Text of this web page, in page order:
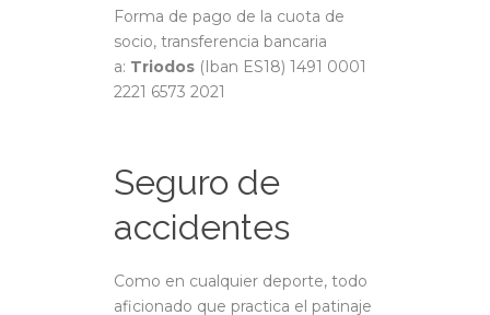
Forma de pago de la cuota de
socio, transferencia bancaria
a: Triodos (Iban ES18) 1491 0001
2221 6573 2021
Seguro de
accidentes
Como en cualquier deporte, todo
aficionado que practica el patinaje